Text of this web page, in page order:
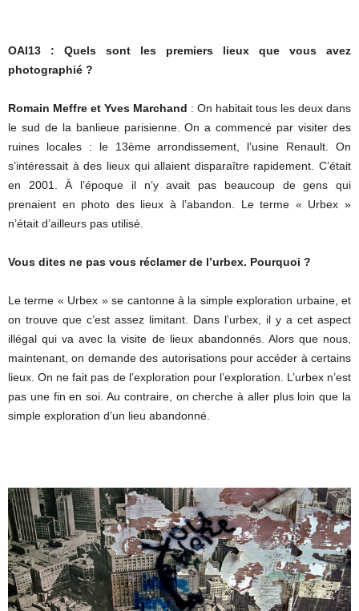
OAI13 : Quels sont les premiers lieux que vous avez
photographié ?
Romain Meffre et Yves Marchand : On habitait tous les deux dans
le sud de la banlieue parisienne. On a commencé par visiter des
ruines locales : le 13ème arrondissement, l’usine Renault. On
s’intéressait à des lieux qui allaient disparaître rapidement. C’était
en 2001. À l’époque il n’y avait pas beaucoup de gens qui
prenaient en photo des lieux à l’abandon. Le terme « Urbex »
n’était d’ailleurs pas utilisé.
Vous dites ne pas vous réclamer de l’urbex. Pourquoi ?
Le terme « Urbex » se cantonne à la simple exploration urbaine, et
on trouve que c’est assez limitant. Dans l’urbex, il y a cet aspect
illégal qui va avec la visite de lieux abandonnés. Alors que nous,
maintenant, on demande des autorisations pour accéder à certains
lieux. On ne fait pas de l’exploration pour l’exploration. L’urbex n’est
pas une fin en soi. Au contraire, on cherche à aller plus loin que la
simple exploration d’un lieu abandonné.